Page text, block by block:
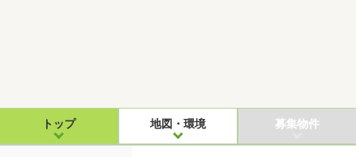
トップ 地図・環境 募集物件